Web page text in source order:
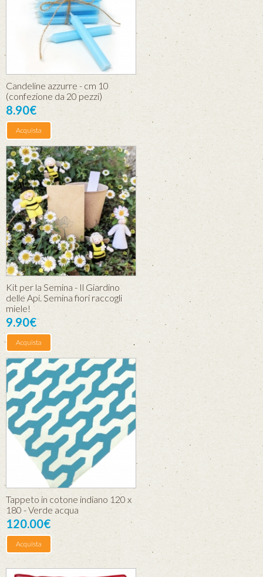
Candeline azzurre - cm 10
(confezione da 20 pezzi)
8.90€
Acquista
Kit per la Semina - Il Giardino
delle Api. Semina fiori raccogli
miele!
9.90€
Acquista
Tappeto in cotone indiano 120 x
180 - Verde acqua
120.00€
Acquista